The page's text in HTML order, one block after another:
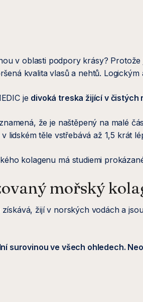
v oblasti podpory krásy?
kvalita vlasů a nehtů.
je divoká treska žijící v čistých
že je naštěpený na malé
lidském těle vstřebává až 1,5 krát
kolagenu má studiemi
mořský
žijí v norských vodách a
surovinou ve všech ohledech.